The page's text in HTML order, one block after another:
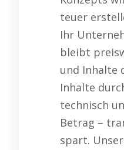
teuer
Ihr
bleibt
und Inhalte
Inhalte
technisch
Betrag –
spart.